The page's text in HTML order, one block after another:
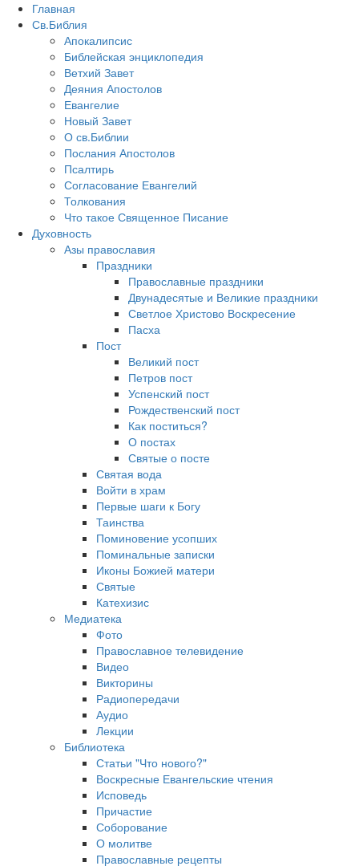
Главная
Св.Библия
Апокалипсис
Библейская энциклопедия
Ветхий Завет
Деяния Апостолов
Евангелие
Новый Завет
О св.Библии
Послания Апостолов
Псалтирь
Согласование Евангелий
Толкования
Что такое Священное Писание
Духовность
Азы православия
Праздники
Православные праздники
Двунадесятые и Великие праздники
Светлое Христово Воскресение
Пасха
Пост
Великий пост
Петров пост
Успенский пост
Рождественский пост
Как поститься?
О постах
Святые о посте
Святая вода
Войти в храм
Первые шаги к Богу
Таинства
Поминовение усопших
Поминальные записки
Иконы Божией матери
Святые
Катехизис
Медиатека
Фото
Православное телевидение
Видео
Викторины
Радиопередачи
Аудио
Лекции
Библиотека
Статьи "Что нового?"
Воскресные Евангельские чтения
Исповедь
Причастие
Соборование
О молитве
Православные рецепты